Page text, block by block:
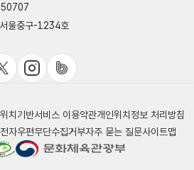
울중구-1234호
위치기반서비스 이용약관개인위치정보 처리방침
전자우편무단수집거부자주 묻는 질문사이트맵